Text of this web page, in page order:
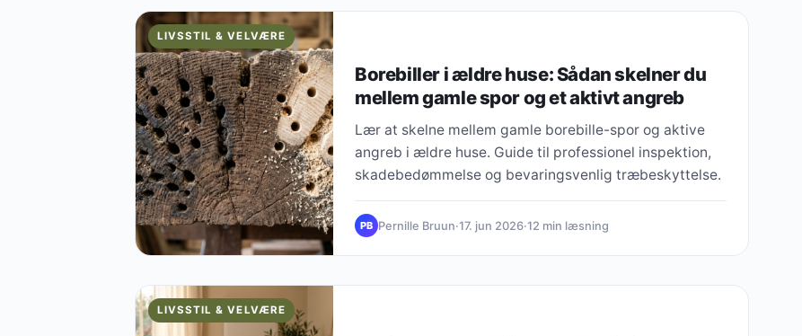
LIVSSTIL & VELVÆRE
Borebiller i ældre huse: Sådan skelner du
mellem gamle spor og et aktivt angreb
Lær at skelne mellem gamle borebille-spor og aktive
angreb i ældre huse. Guide til professionel inspektion,
skadebedømmelse og bevaringsvenlig træbeskyttelse.
PB Pernille Bruun·17. jun 2026·12 min læsning
LIVSSTIL & VELVÆRE